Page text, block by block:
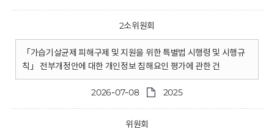
2소위원회
「가습기살균제 피해구제 및 지원을 위한 특별법 시행령 및 시행규
칙」 전부개정안에 대한 개인정보 침해요인 평가에 관한 건
2026-07-08 2025
위원회